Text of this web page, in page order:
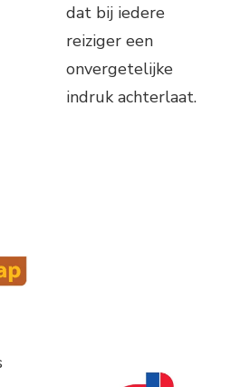
dat bij iedere
reiziger een
onvergetelijke
indruk achterlaat.